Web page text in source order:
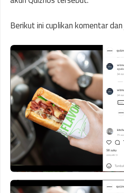
Berikut ini cuplikan komentar